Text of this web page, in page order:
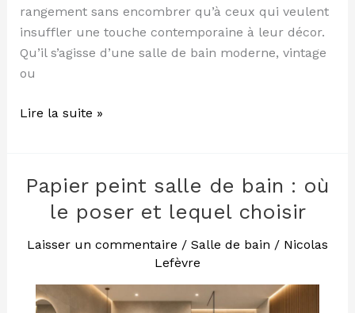
rangement sans encombrer qu’à ceux qui veulent
insuffler une touche contemporaine à leur décor.
Qu’il s’agisse d’une salle de bain moderne, vintage
ou
Lire la suite »
Papier peint salle de bain : où
le poser et lequel choisir
Laisser un commentaire / Salle de bain / Nicolas
Lefèvre
Papier
de